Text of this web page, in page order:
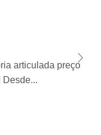
articulada preço
Desde...